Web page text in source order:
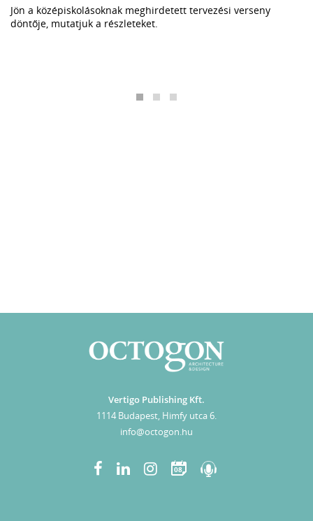
Jön a középiskolásoknak meghirdetett tervezési verseny
döntője, mutatjuk a részleteket.
Vertigo Publishing Kft.
1114 Budapest, Himfy utca 6.
info@octogon.hu
08